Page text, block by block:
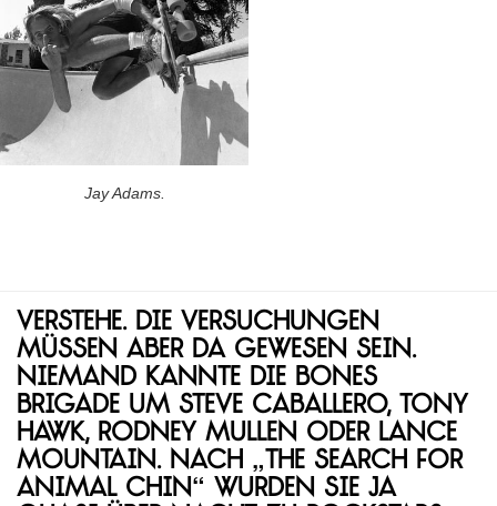
Jay Adams.
Verstehe. Die Versuchungen
müssen aber da gewesen sein.
Niemand kannte die Bones
Brigade um Steve Caballero, Tony
Hawk, Rodney Mullen oder Lance
Mountain. Nach „The Search for
Animal Chin“ wurden sie ja